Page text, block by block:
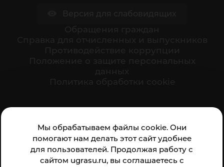
Мы обрабатываем файлы cookie. Они
помогают нам делать этот сайт удобнее
для пользователей. Продолжая работу с
сайтом ugrasu.ru, вы соглашаетесь с
организации: